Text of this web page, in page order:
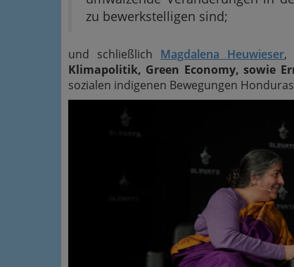
zu bewerkstelligen sind;
und schließlich Magdalena Heuwieser,
Klimapolitik, Green Economy, sowie
sozialen indigenen Bewegungen